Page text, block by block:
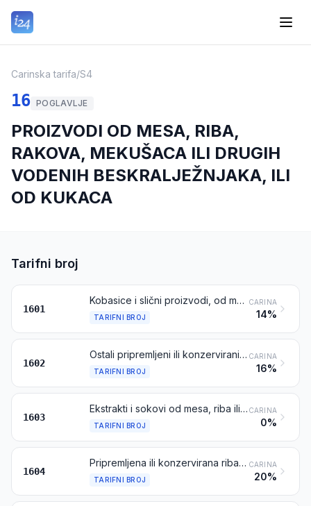
Carinska tarifa/S4
16 POGLAVLJE
PROIZVODI OD MESA, RIBA,
RAKOVA, MEKUŠACA ILI DRUGIH
VODENIH BESKRALJEŽNJAKA, ILI
OD KUKACA
Tarifni broj
1601
Kobasice i slični proizvodi, od mesa, mesnih klaoničkih proizvoda krvi ili kukaca; prehrambeni proizvodi na osnovi tih proizvoda
TARIFNI BROJ
CARINA
14%
1602
Ostali pripremljeni ili konzervirani proizvodi od mesa, mesnih klaoničkih proizvoda, krvi ili kukaca
TARIFNI BROJ
CARINA
16%
1603
Ekstrakti i sokovi od mesa, riba ili rakova, mekušaca ili od drugih vodenih beskralježnjaka
TARIFNI BROJ
CARINA
0%
1604
Pripremljena ili konzervirana riba; kavijar i nadomjesci kavijara pripremljeni od ribljih jaja
TARIFNI BROJ
CARINA
20%